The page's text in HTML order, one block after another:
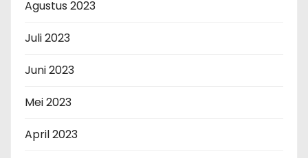
Agustus 2023
Juli 2023
Juni 2023
Mei 2023
April 2023